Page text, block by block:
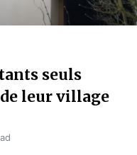
seuls
leur village